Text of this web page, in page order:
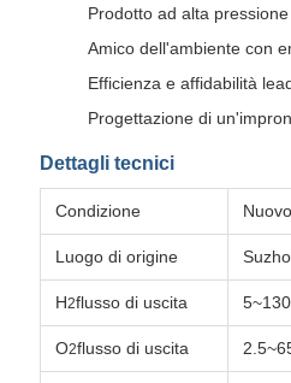
Prodotto ad alta
Amico dell'ambiente con
Efficienza e affidabilità
Progettazione di
Dettagli tecnici
Condizione Nuovo
Luogo di origine
H2flusso di uscita
O2flusso di uscita